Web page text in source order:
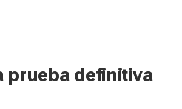
prueba definitiva